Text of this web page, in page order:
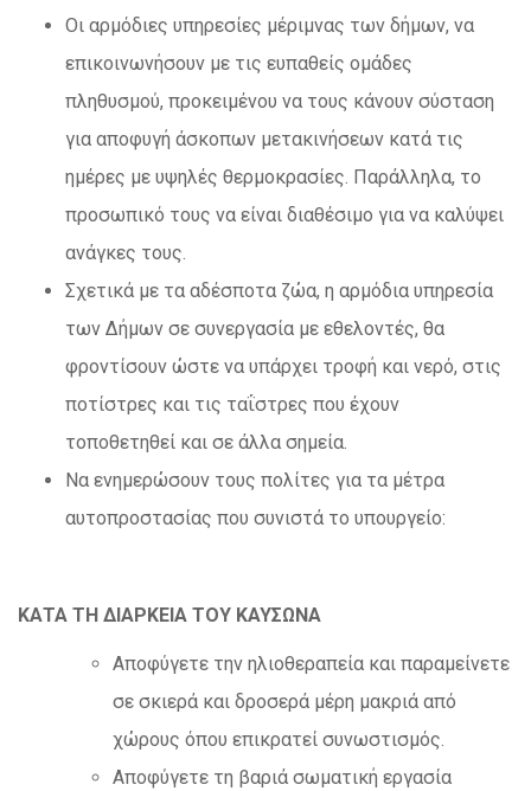
Οι αρμόδιες υπηρεσίες μέριμνας των δήμων, να
επικοινωνήσουν με τις ευπαθείς ομάδες
πληθυσμού, προκειμένου να τους κάνουν σύσταση
για αποφυγή άσκοπων μετακινήσεων κατά τις
ημέρες με υψηλές θερμοκρασίες. Παράλληλα, το
προσωπικό τους να είναι διαθέσιμο για να καλύψει
ανάγκες τους.
Σχετικά με τα αδέσποτα ζώα, η αρμόδια υπηρεσία
των Δήμων σε συνεργασία με εθελοντές, θα
φροντίσουν ώστε να υπάρχει τροφή και νερό, στις
ποτίστρες και τις ταΐστρες που έχουν
τοποθετηθεί και σε άλλα σημεία.
Να ενημερώσουν τους πολίτες για τα μέτρα
αυτοπροστασίας που συνιστά το υπουργείο:
ΚΑΤΑ ΤΗ ΔΙΑΡΚΕΙΑ ΤΟΥ ΚΑΥΣΩΝΑ
Αποφύγετε την ηλιοθεραπεία και παραμείνετε
σε σκιερά και δροσερά μέρη μακριά από
χώρους όπου επικρατεί συνωστισμός.
Αποφύγετε τη βαριά σωματική εργασία